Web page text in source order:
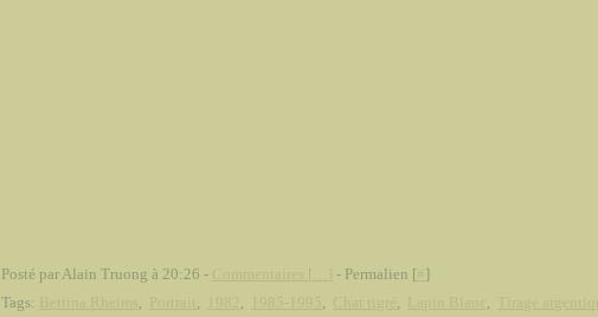
Posté par Alain Truong à 20:26 - - Permalien [ ]
Tags:
, , , , , ,